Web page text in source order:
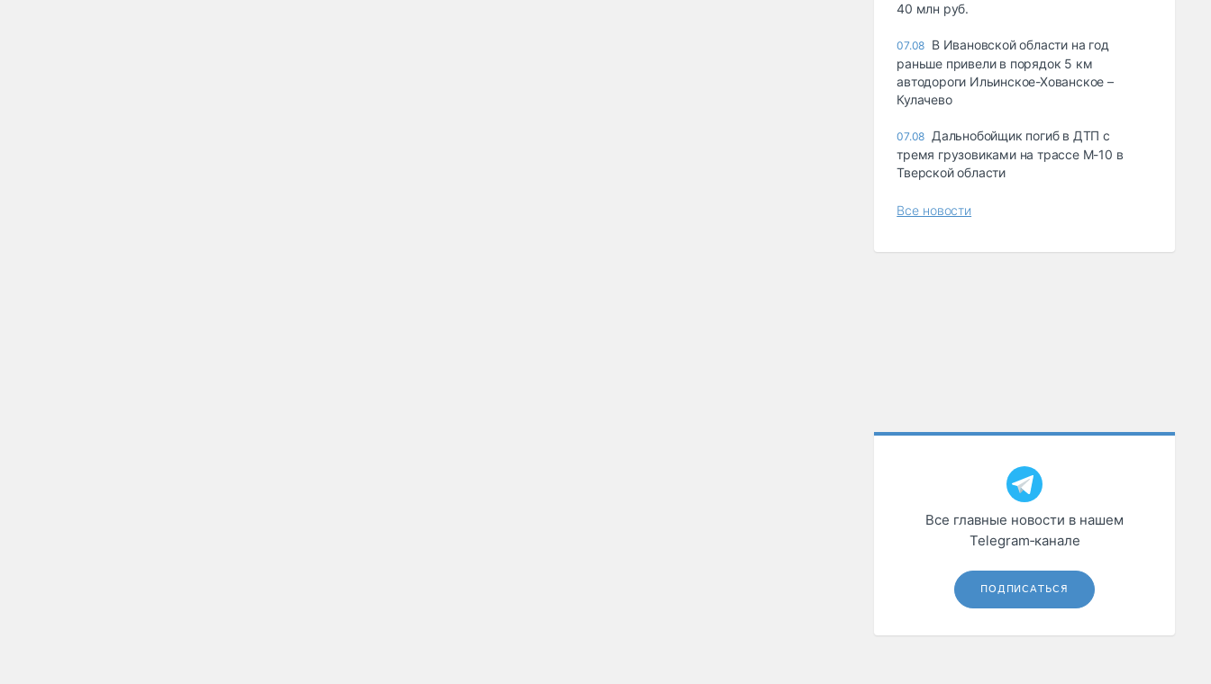
40 млн руб.
07.08 В Ивановской области на год
раньше привели в порядок 5 км
автодороги Ильинское-Хованское –
Кулачево
07.08 Дальнобойщик погиб в ДТП с
тремя грузовиками на трассе М-10 в
Тверской области
Все новости
Все главные новости в нашем
Telegram‑канале
ПОДПИСАТЬСЯ